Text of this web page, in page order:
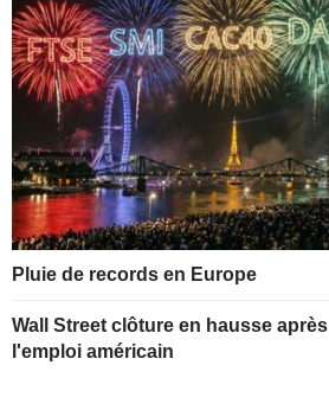
Pluie de records en Europe
Wall Street clôture en hausse après
l'emploi américain